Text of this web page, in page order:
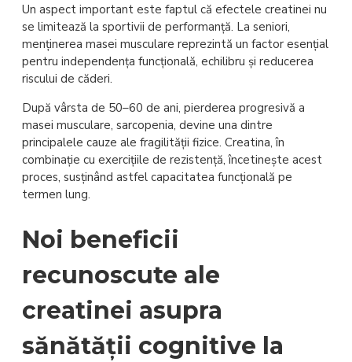
Un aspect important este faptul că efectele creatinei nu
se limitează la sportivii de performanță. La seniori,
menținerea masei musculare reprezintă un factor esențial
pentru independența funcțională, echilibru și reducerea
riscului de căderi.
După vârsta de 50–60 de ani, pierderea progresivă a
masei musculare, sarcopenia, devine una dintre
principalele cauze ale fragilității fizice. Creatina, în
combinație cu exercițiile de rezistență, încetinește acest
proces, susținând astfel capacitatea funcțională pe
termen lung.
Noi beneficii
recunoscute ale
creatinei asupra
sănătății cognitive la